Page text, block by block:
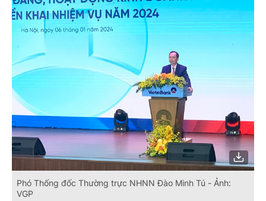
Phó Thống đốc Thường trực NHNN Đào Minh Tú - Ảnh:
VGP